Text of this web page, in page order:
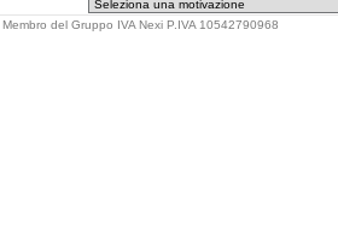
del Gruppo IVA Nexi P.IVA 10542790968